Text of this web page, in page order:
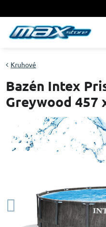
Kruhové
Bazén Intex
Greywood 457